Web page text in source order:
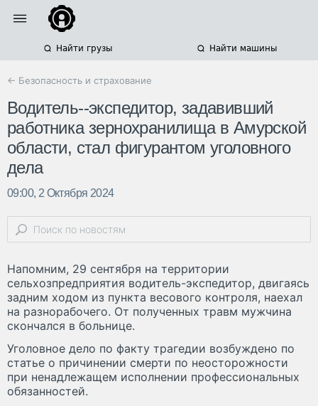
Найти грузы Найти машины
← Безопасность и страхование
Водитель--экспедитор, задавивший
работника зернохранилища в Амурской
области, стал фигурантом уголовного
дела
09:00, 2 Октября 2024
Напомним, 29 сентября на территории
сельхозпредприятия водитель-экспедитор, двигаясь
задним ходом из пункта весового контроля, наехал
на разнорабочего. От полученных травм мужчина
скончался в больнице.
Уголовное дело по факту трагедии возбуждено по
статье о причинении смерти по неосторожности
при ненадлежащем исполнении профессиональных
обязанностей.